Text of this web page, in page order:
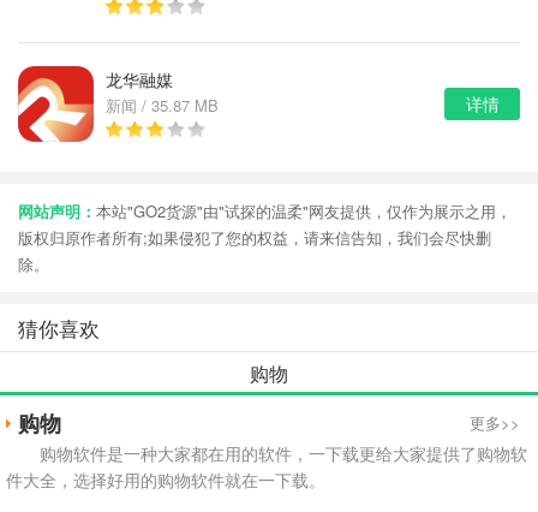
龙华融媒
新闻 / 35.87 MB 详情
网站声明： 本站"GO2货源"由"试探的温柔"网友提供，仅作为展示之用，
版权归原作者所有;如果侵犯了您的权益，请来信告知，我们会尽快删
除。
猜你喜欢
购物
购物 更多>>
购物软件是一种大家都在用的软件，一下载更给大家提供了购物软
件大全，选择好用的购物软件就在一下载。